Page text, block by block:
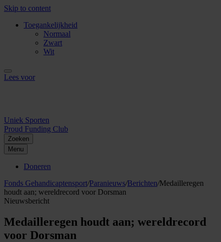
Skip to content
Toegankelijkheid
Normaal
Zwart
Wit
Lees voor
Uniek Sporten
Proud Funding Club
Zoeken
Menu
Doneren
Fonds Gehandicaptensport/Paranieuws/Berichten/Medailleregen
houdt aan; wereldrecord voor Dorsman
Nieuwsbericht
Medailleregen houdt aan; wereldrecord
voor Dorsman